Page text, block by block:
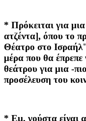
* Πρόκειται για
ατζέντα], όπου το
Θέατρο στο
μέρα που θα έπρεπε
θεάτρου για μια -
προσέλευση του
* Εμ, γούστα είναι